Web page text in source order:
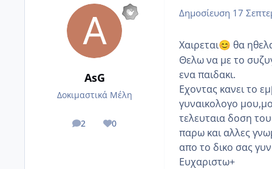
AsG
Δοκιμαστικά Μέλη
2
posts 0
Reputation
Δημοσίευση 17
Χαιρεται😊 θα
Θελω να με το
ενα παιδακι.
Εχοντας κανει το
γυναικολογο
τελευταια δοση
παρω και αλλες
απο το δικο σας
Ευχαριστω+